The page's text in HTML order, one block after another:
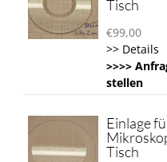
Tisch
€99,00
>> Details
>>>>
stellen
Einlage
Tisch